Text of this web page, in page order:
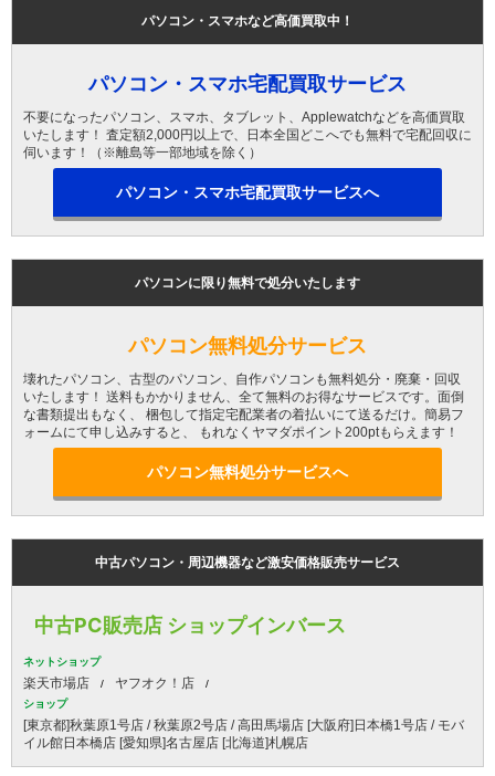
パソコン・スマホなど高価買取中！
パソコン・スマホ宅配買取サービス
不要になったパソコン、スマホ、タブレット、Applewatchなどを高価買取
いたします！ 査定額2,000円以上で、日本全国どこへでも無料で宅配回収に
伺います！（※離島等一部地域を除く）
パソコン・スマホ宅配買取サービスへ
パソコンに限り無料で処分いたします
パソコン無料処分サービス
壊れたパソコン、古型のパソコン、自作パソコンも無料処分・廃棄・回収
いたします！ 送料もかかりません、全て無料のお得なサービスです。面倒
な書類提出もなく、 梱包して指定宅配業者の着払いにて送るだけ。簡易フ
ォームにて申し込みすると、 もれなくヤマダポイント200ptもらえます！
パソコン無料処分サービスへ
中古パソコン・周辺機器など激安価格販売サービス
中古PC販売店 ショップインバース
ネットショップ
楽天市場店 ヤフオク！店
ショップ
[東京都]秋葉原1号店 / 秋葉原2号店 / 高田馬場店 [大阪府]日本橋1号店 / モバ
イル館日本橋店 [愛知県]名古屋店 [北海道]札幌店